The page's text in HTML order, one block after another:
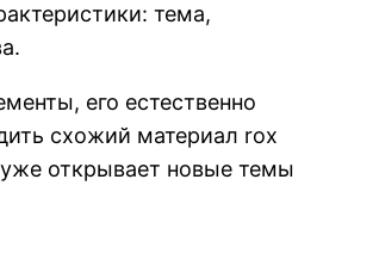
тема,
его естественно
схожий материал rox
открывает новые темы